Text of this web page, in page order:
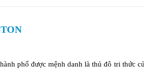
phố được mệnh danh là thủ đô tri thức